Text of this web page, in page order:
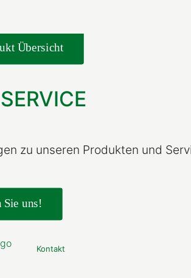
Übersicht
zu unseren Produkten und
uns!
Kontakt